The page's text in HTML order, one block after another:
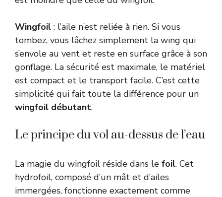
Wingfoil : l’aile n’est reliée à rien. Si vous
tombez, vous lâchez simplement la wing qui
s’envole au vent et reste en surface grâce à son
gonflage. La sécurité est maximale, le matériel
est compact et le transport facile. C’est cette
simplicité qui fait toute la différence pour un
wingfoil débutant.
Le principe du vol au-dessus de l’eau
La magie du wingfoil réside dans le foil. Cet
hydrofoil, composé d’un mât et d’ailes
immergées, fonctionne exactement comme